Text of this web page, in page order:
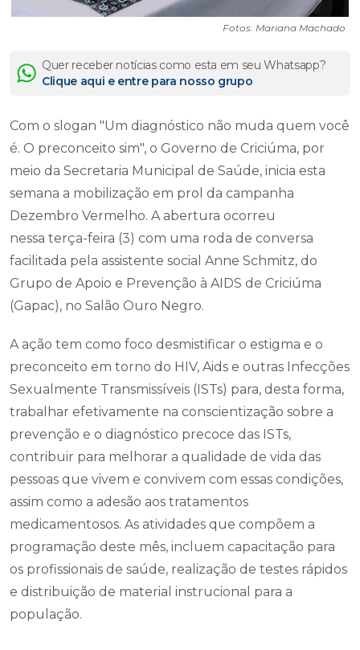
Fotos: Mariana Machado
Quer receber notícias como esta em seu Whatsapp?
Clique aqui e entre para nosso grupo
Com o slogan "Um diagnóstico não muda quem você
é. O preconceito sim", o Governo de Criciúma, por
meio da Secretaria Municipal de Saúde, inicia esta
semana a mobilização em prol da campanha
Dezembro Vermelho. A abertura ocorreu
nessa terça-feira (3) com uma roda de conversa
facilitada pela assistente social Anne Schmitz, do
Grupo de Apoio e Prevenção à AIDS de Criciúma
(Gapac), no Salão Ouro Negro.
A ação tem como foco desmistificar o estigma e o
preconceito em torno do HIV, Aids e outras Infecções
Sexualmente Transmissíveis (ISTs) para, desta forma,
trabalhar efetivamente na conscientização sobre a
prevenção e o diagnóstico precoce das ISTs,
contribuir para melhorar a qualidade de vida das
pessoas que vivem e convivem com essas condições,
assim como a adesão aos tratamentos
medicamentosos. As atividades que compõem a
programação deste mês, incluem capacitação para
os profissionais de saúde, realização de testes rápidos
e distribuição de material instrucional para a
população.